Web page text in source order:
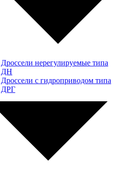
Дроссели нерегулируемые типа
ДН
Дроссели с гидроприводом типа
ДРГ